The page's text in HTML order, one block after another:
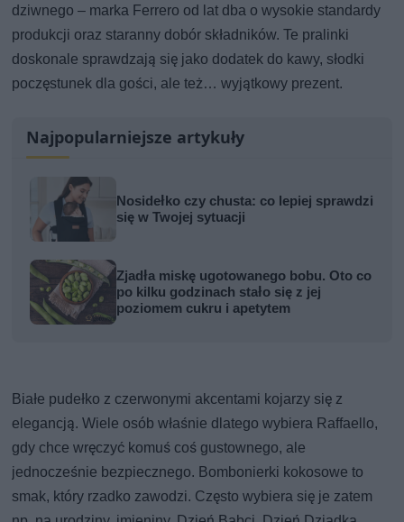
dziwnego – marka Ferrero od lat dba o wysokie standardy
produkcji oraz staranny dobór składników. Te pralinki
doskonale sprawdzają się jako dodatek do kawy, słodki
poczęstunek dla gości, ale też… wyjątkowy prezent.
Najpopularniejsze artykuły
Nosidełko czy chusta: co lepiej sprawdzi
się w Twojej sytuacji
Zjadła miskę ugotowanego bobu. Oto co
po kilku godzinach stało się z jej
poziomem cukru i apetytem
Białe pudełko z czerwonymi akcentami kojarzy się z
elegancją. Wiele osób właśnie dlatego wybiera Raffaello,
gdy chce wręczyć komuś coś gustownego, ale
jednocześnie bezpiecznego. Bombonierki kokosowe to
smak, który rzadko zawodzi. Często wybiera się je zatem